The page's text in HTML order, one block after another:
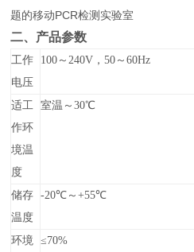
题的移动PCR检测实验室
二、产品参数
工作
电压
100～240V，50～60Hz
适工
作环
境温
度
室温～30℃
储存
温度
-20℃～+55℃
环境
≤70%